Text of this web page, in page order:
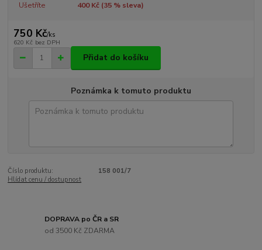
Ušetříte 400 Kč (35% sleva)
750 Kč/ks
620 Kč bez DPH
Přidat do košíku
Poznámka k tomuto produktu
Číslo produktu:
158 001/7
Hlídat cenu / dostupnost
DOPRAVA po ČR a SR
od 3500 Kč ZDARMA